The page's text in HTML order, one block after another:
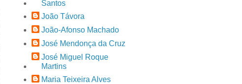
Santos
João Távora
João-Afonso Machado
José Mendonça da Cruz
José Miguel Roque
Martins
Maria Teixeira Alves